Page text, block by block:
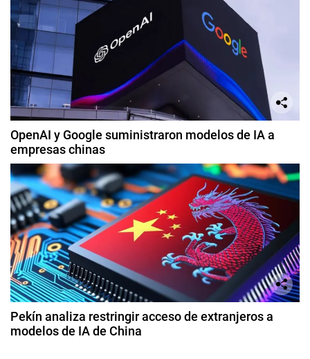
OpenAI y Google suministraron modelos de IA a
empresas chinas
Pekín analiza restringir acceso de extranjeros a
modelos de IA de China